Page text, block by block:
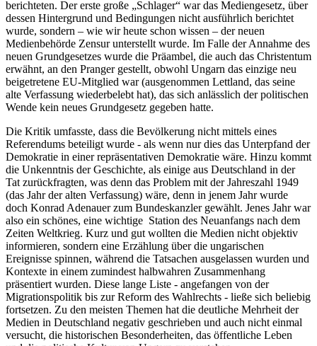
berichteten. Der erste große „Schlager“ war das Mediengesetz, über
dessen Hintergrund und Bedingungen nicht ausführlich berichtet
wurde, sondern – wie wir heute schon wissen – der neuen
Medienbehörde Zensur unterstellt wurde. Im Falle der Annahme des
neuen Grundgesetzes wurde die Präambel, die auch das Christentum
erwähnt, an den Pranger gestellt, obwohl Ungarn das einzige neu
beigetretene EU-Mitglied war (ausgenommen Lettland, das seine
alte Verfassung wiederbelebt hat), das sich anlässlich der politischen
Wende kein neues Grundgesetz gegeben hatte.
Die Kritik umfasste, dass die Bevölkerung nicht mittels eines
Referendums beteiligt wurde - als wenn nur dies das Unterpfand der
Demokratie in einer repräsentativen Demokratie wäre. Hinzu kommt
die Unkenntnis der Geschichte, als einige aus Deutschland in der
Tat zurückfragten, was denn das Problem mit der Jahreszahl 1949
(das Jahr der alten Verfassung) wäre, denn in jenem Jahr wurde
doch Konrad Adenauer zum Bundeskanzler gewählt. Jenes Jahr war
also ein schönes, eine wichtige Station des Neuanfangs nach dem
Zeiten Weltkrieg. Kurz und gut wollten die Medien nicht objektiv
informieren, sondern eine Erzählung über die ungarischen
Ereignisse spinnen, während die Tatsachen ausgelassen wurden und
Kontexte in einem zumindest halbwahren Zusammenhang
präsentiert wurden. Diese lange Liste - angefangen von der
Migrationspolitik bis zur Reform des Wahlrechts - ließe sich beliebig
fortsetzen. Zu den meisten Themen hat die deutliche Mehrheit der
Medien in Deutschland negativ geschrieben und auch nicht einmal
versucht, die historischen Besonderheiten, das öffentliche Leben